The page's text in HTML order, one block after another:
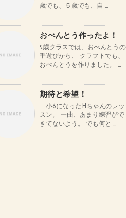
歳でも、５歳でも、自 …
おべんとう作ったよ！
2歳クラスでは、おべんとうの
手遊びから、 クラフトでも、
おべんとうを作りました。 …
期待と希望！
小6になったHちゃんのレッ
スン。 一曲、あまり練習がで
きてないよう。 でも何と …